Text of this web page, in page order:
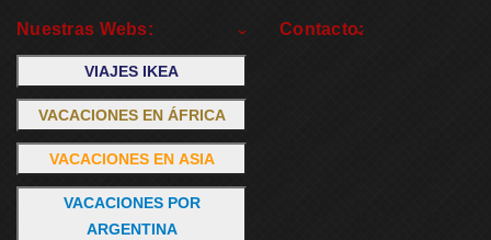
Nuestras Webs:
VIAJES IKEA
VACACIONES EN ÁFRICA
VACACIONES EN ASIA
VACACIONES POR
ARGENTINA
Contacto: